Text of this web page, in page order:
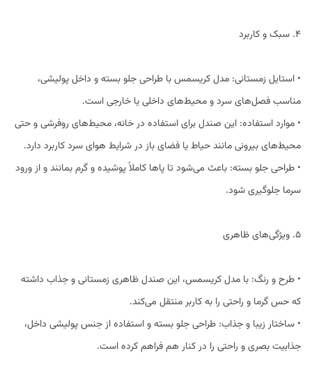
4. سبک و کاربرد
• استایل زمستانی: مدل کریسمس با طراحی جلو بسته و داخل پولیشی،
مناسب فصل‌های سرد و محیط‌های داخلی یا خارجی است.
• موارد استفاده: این صندل برای استفاده در خانه، محیط‌های روفرشی و حتی
محیط‌های بیرونی مانند حیاط یا فضای باز در شرایط هوای سرد کاربرد دارد.
• طراحی جلو بسته: باعث می‌شود تا پاها کاملاً پوشیده و گرم بمانند و از ورود
سرما جلوگیری شود.
5. ویژگی‌های ظاهری
• طرح و رنگ: با مدل کریسمس، این صندل ظاهری زمستانی و جذاب داشته
که حس گرما و راحتی را به کاربر منتقل می‌کند.
• ساختار زیبا و جذاب: طراحی جلو بسته و استفاده از جنس پولیشی داخل،
جذابیت بصری و راحتی را در کنار هم فراهم کرده است.